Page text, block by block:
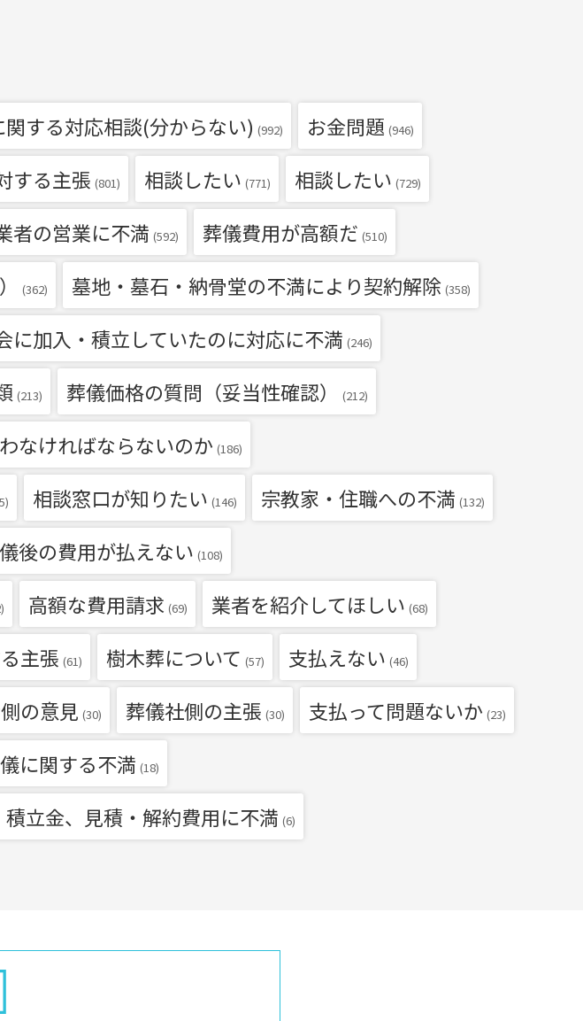
する対応相談(分からない) (992) お金問題 (946)
する主張 (801) 相談したい (771) 相談したい (729)
者の営業に不満 (592) 葬儀費用が高額だ (510)
(362) 墓地・墓石・納骨堂の不満により契約解除 (358)
に加入・積立していたのに対応に不満 (246)
(213) 葬儀価格の質問（妥当性確認） (212)
なければならないのか (186)
相談窓口が知りたい (146) 宗教家・住職への不満 (132)
後の費用が払えない (108)
高額な費用請求 (69) 業者を紹介してほしい (68)
主張 (61) 樹木葬について (57) 支払えない (46)
の意見 (30) 葬儀社側の主張 (30) 支払って問題ないか (23)
に関する不満 (18)
積立金、見積・解約費用に不満 (6)